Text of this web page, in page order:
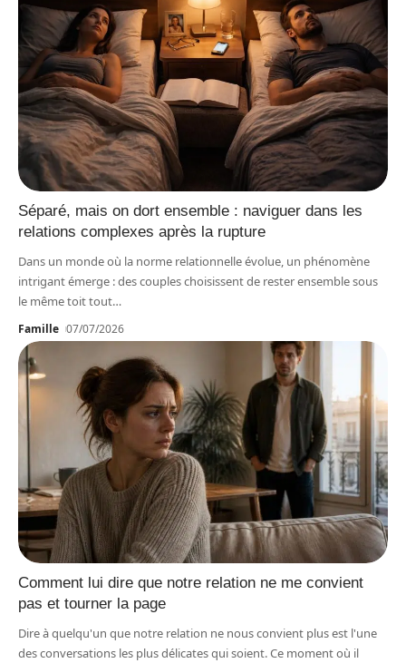
Séparé, mais on dort ensemble : naviguer dans les
relations complexes après la rupture
Dans un monde où la norme relationnelle évolue, un phénomène
intrigant émerge : des couples choisissent de rester ensemble sous
le même toit tout…
Famille 07/07/2026
Comment lui dire que notre relation ne me convient
pas et tourner la page
Dire à quelqu'un que notre relation ne nous convient plus est l'une
des conversations les plus délicates qui soient. Ce moment où il